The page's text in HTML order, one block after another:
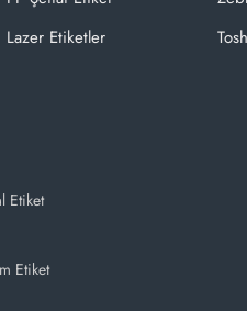
Lazer Etiketler
Etiket
Etiket